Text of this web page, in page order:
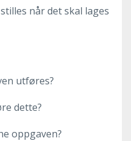
når det skal lages
utføres?
dette?
oppgaven?